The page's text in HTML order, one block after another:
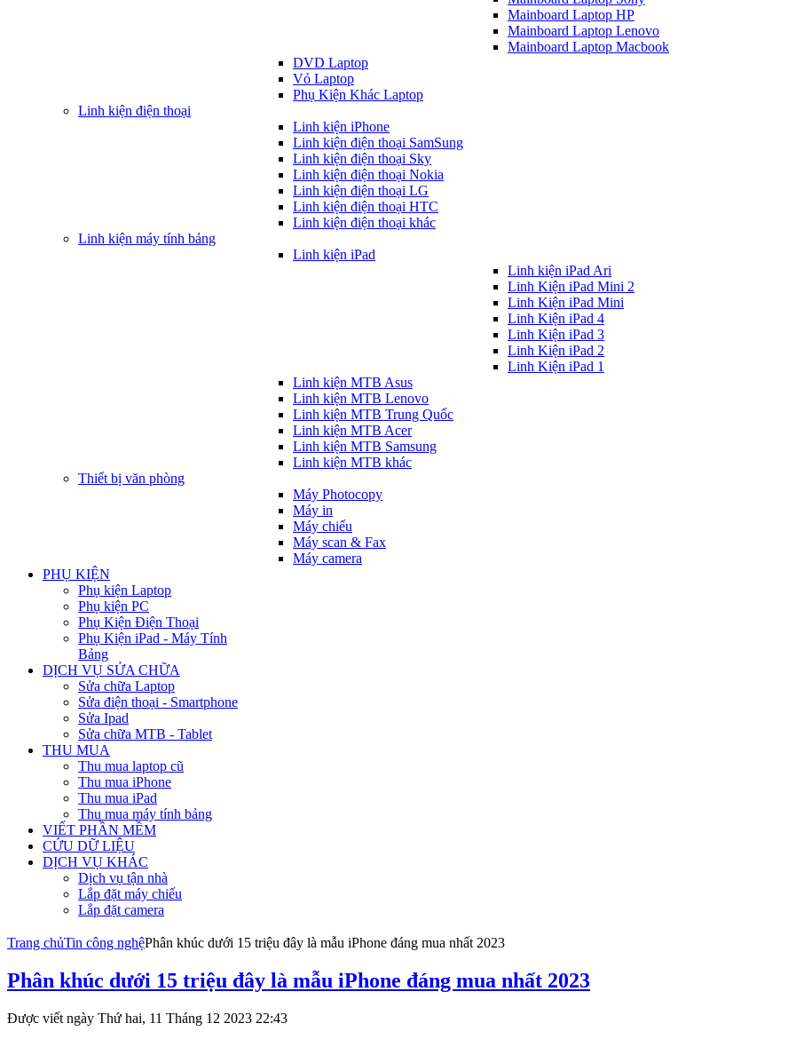
Mainboard Laptop HP
Mainboard Laptop Lenovo
Mainboard Laptop Macbook
DVD Laptop
Vỏ Laptop
Phụ Kiện Khác Laptop
Linh kiện điện thoại
Linh kiện iPhone
Linh kiện điện thoại SamSung
Linh kiện điện thoại Sky
Linh kiện điện thoại Nokia
Linh kiện điện thoại LG
Linh kiện điện thoại HTC
Linh kiện điện thoại khác
Linh kiện máy tính bảng
Linh kiện iPad
Linh kiện iPad Ari
Linh Kiện iPad Mini 2
Linh Kiện iPad Mini
Linh Kiện iPad 4
Linh Kiện iPad 3
Linh Kiện iPad 2
Linh Kiện iPad 1
Linh kiện MTB Asus
Linh kiện MTB Lenovo
Linh kiện MTB Trung Quốc
Linh kiện MTB Acer
Linh kiện MTB Samsung
Linh kiện MTB khác
Thiết bị văn phòng
Máy Photocopy
Máy in
Máy chiếu
Máy scan & Fax
Máy camera
PHỤ KIỆN
Phụ kiện Laptop
Phụ kiện PC
Phụ Kiện Điện Thoại
Phụ Kiện iPad - Máy Tính
Bảng
DỊCH VỤ SỬA CHỮA
Sửa chữa Laptop
Sửa điện thoại - Smartphone
Sửa Ipad
Sửa chữa MTB - Tablet
THU MUA
Thu mua laptop cũ
Thu mua iPhone
Thu mua iPad
Thu mua máy tính bảng
VIẾT PHẦN MỀM
CỨU DỮ LIỆU
DỊCH VỤ KHÁC
Dịch vụ tận nhà
Lắp đặt máy chiếu
Lắp đặt camera
Trang chủTin công nghệPhân khúc dưới 15 triệu đây là mẫu iPhone đáng mua nhất 2023
Phân khúc dưới 15 triệu đây là mẫu iPhone đáng mua nhất 2023
Được viết ngày Thứ hai, 11 Tháng 12 2023 22:43